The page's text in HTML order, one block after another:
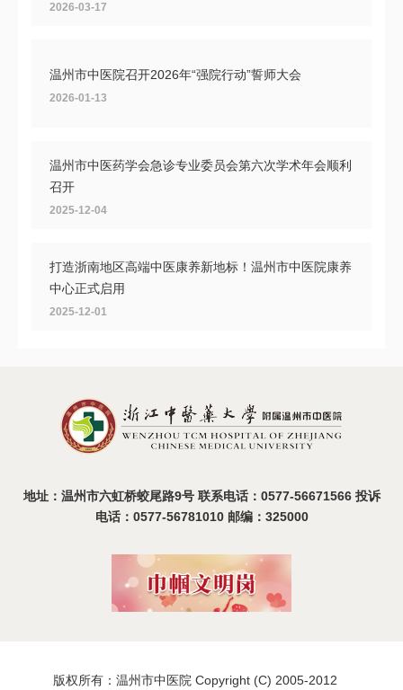
2026-03-17
温州市中医院召开2026年“强院行动”誓师大会
2026-01-13
温州市中医药学会急诊专业委员会第六次学术年会顺利
召开
2025-12-04
打造浙南地区高端中医康养新地标！温州市中医院康养
中心正式启用
2025-12-01
2025-11-11
地址：温州市六虹桥蛟尾路9号 联系电话：0577-56671566 投诉
电话：0577-56781010 邮编：325000
版权所有：温州市中医院 Copyright (C) 2005-2012